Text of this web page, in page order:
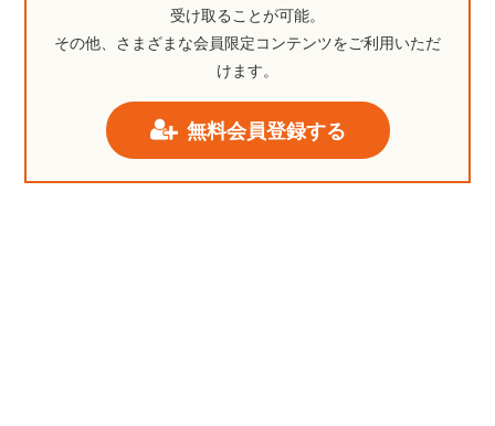
受け取ることが可能。
その他、さまざまな会員限定コンテンツをご利用いただ
けます。
無料会員登録する